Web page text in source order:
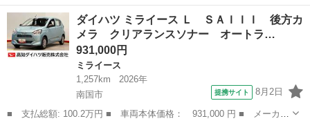
名： ダイハツ ■ 車種名： ムーヴ ■ グレード名： カスタム
Ｒリミテッド ナビＴＶ スマートキー １５インチアルミホイー
ル パワステ パワー...
香川 木田郡 ムーヴ
ダイハツ ミライース Ｌ ＳＡＩＩＩ 後方カ
メラ クリアランスソナー オートラ…
931,000円
ミライース
1,257km
2026年
南国市
提携サイト 8月2日
■ 支払総額: 100.2万円 ■ 車両本体価格： 931,000 円 ■ メーカー